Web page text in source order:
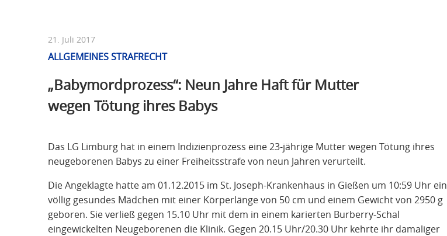
21. Juli 2017
ALLGEMEINES STRAFRECHT
„Babymordprozess“: Neun Jahre Haft für Mutter
wegen Tötung ihres Babys
Das LG Limburg hat in einem Indizienprozess eine 23-jährige Mutter wegen Tötung ihres
neugeborenen Babys zu einer Freiheitsstrafe von neun Jahren verurteilt.
Die Angeklagte hatte am 01.12.2015 im St. Joseph-Krankenhaus in Gießen um 10:59 Uhr ein
völlig gesundes Mädchen mit einer Körperlänge von 50 cm und einem Gewicht von 2950 g
geboren. Sie verließ gegen 15.10 Uhr mit dem in einem karierten Burberry-Schal
eingewickelten Neugeborenen die Klinik. Gegen 20.15 Uhr/20.30 Uhr kehrte ihr damaliger